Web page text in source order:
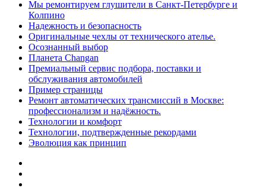
Мы ремонтируем глушители в Санкт-Петербурге и
Колпино
Надежность и безопасность
Оригинальные чехлы от технического ателье.
Осознанный выбор
Планета Changan
Премиальный сервис подбора, поставки и
обслуживания автомобилей
Пример страницы
Ремонт автоматических трансмиссий в Москве:
профессионализм и надёжность.
Технологии и комфорт
Технологии, подтвержденные рекордами
Эволюция как принцип